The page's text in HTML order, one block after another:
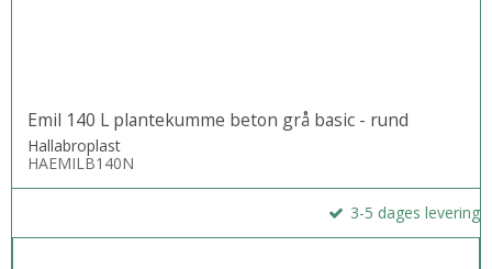
Emil 140 L plantekumme beton grå basic - rund
Hallabroplast
HAEMILB140N
3-5 dages levering